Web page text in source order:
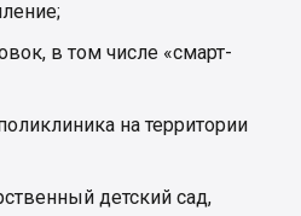
в том числе «смарт-
на территории
детский сад,